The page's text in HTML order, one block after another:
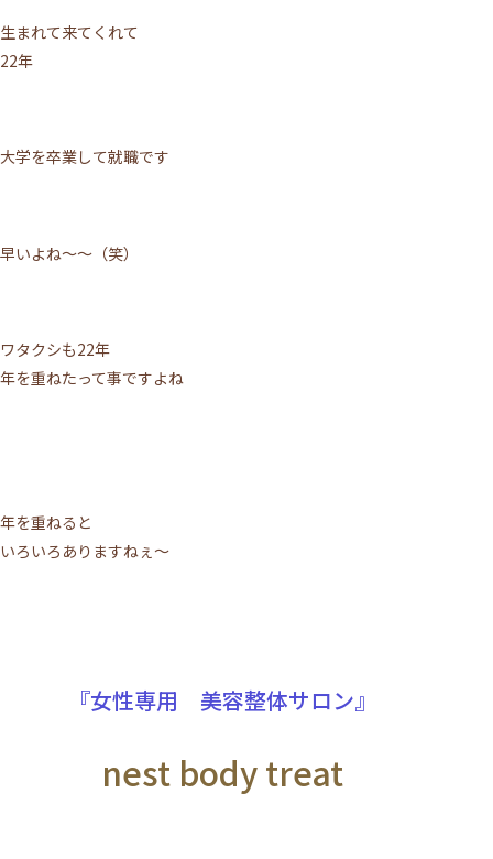
生まれて来てくれて
22年
大学を卒業して就職です
早いよね～～（笑）
ワタクシも22年
年を重ねたって事ですよね
年を重ねると
いろいろありますねぇ～
『女性専用 美容整体サロン』
nest body treat